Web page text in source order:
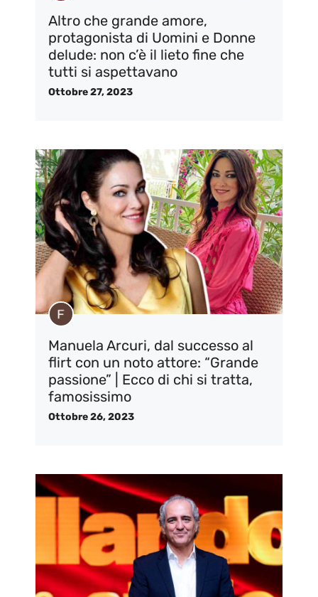
Altro che grande amore,
protagonista di Uomini e Donne
delude: non c’è il lieto fine che
tutti si aspettavano
Ottobre 27, 2023
Manuela Arcuri, dal successo al
flirt con un noto attore: “Grande
passione” | Ecco di chi si tratta,
famosissimo
Ottobre 26, 2023